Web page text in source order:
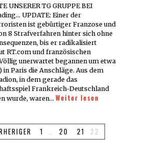
UPDATE: Einer der
ist gebürtiger Franzose und
8 Strafverfahren hinter sich ohne
bis er radikalisiert
RT.com und französischen
unerwartet begannen um etwa
in Paris die Anschläge. Aus dem
in dem gerade das
Frankreich-Deutschland
wurde, waren… Weiter lesen
1 20 21 22